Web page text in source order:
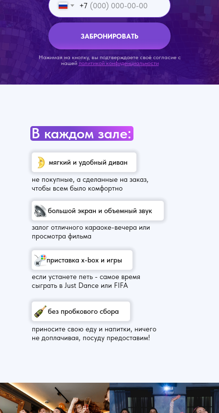
+7
ЗАБРОНИРОВАТЬ
Нажимая на кнопку, вы подтверждаете своё согласие с
нашей политикой конфиденциальности
не покупные, а сделанные на заказ,
чтобы всем было комфортно
залог отличного караоке-вечера или
просмотра фильма
если устанете петь - самое время
сыграть в Just Dance или FIFA
приносите свою еду и напитки, ничего
не доплачивая, посуду предоставим!
В каждом зале:
большой экран и объемный звук
мягкий и удобный диван
приставка x-box и игры
без пробкового сбора